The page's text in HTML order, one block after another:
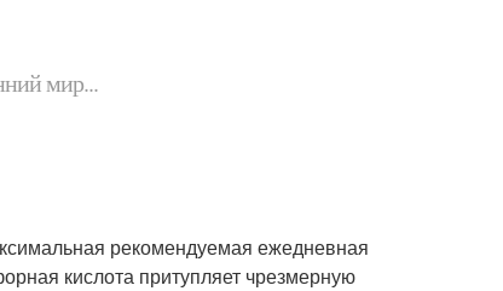
мир...
рекомендуемая ежедневная
кислота притупляет чрезмерную